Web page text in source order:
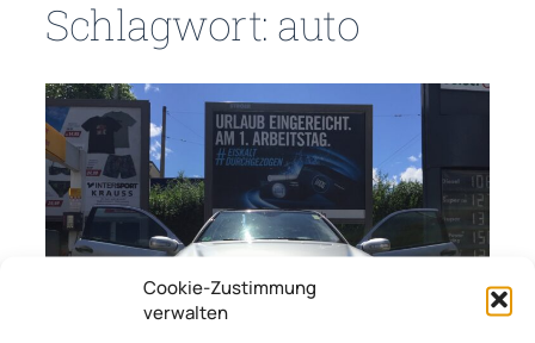
Cookie-Zustimmung
verwalten
Schlagwort: auto